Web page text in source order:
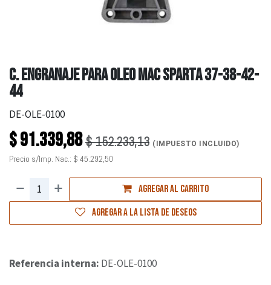
C. ENGRANAJE PARA OLEO MAC SPARTA 37-38-42-
44
DE-OLE-0100
$91.339,88$152.233,13 (IMPUESTO INCLUIDO)
Precio s/Imp. Nac.: $ 45.292,50
Agregar al carrito
Agregar a la lista de deseos
Referencia interna: DE-OLE-0100